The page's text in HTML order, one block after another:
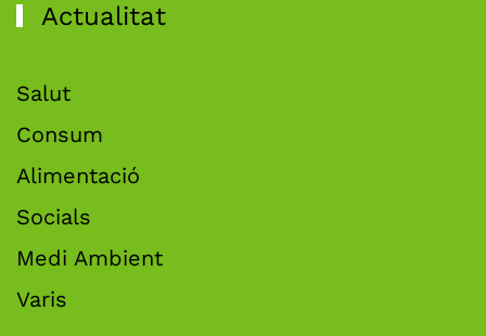
Actualitat
Salut
Consum
Alimentació
Socials
Medi Ambient
Varis